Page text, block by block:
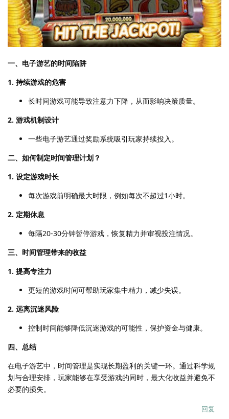
一、电子游艺的时间陷阱
1. 持续游戏的危害
长时间游戏可能导致注意力下降，从而影响决策质量。
2. 游戏机制设计
一些电子游艺通过奖励系统吸引玩家持续投入。
二、如何制定时间管理计划？
1. 设定游戏时长
每次游戏前明确最大时限，例如每次不超过1小时。
2. 定期休息
每隔20-30分钟暂停游戏，恢复精力并审视投注情况。
三、时间管理带来的收益
1. 提高专注力
更短的游戏时间可帮助玩家集中精力，减少失误。
2. 远离沉迷风险
控制时间能够降低沉迷游戏的可能性，保护资金与健康。
四、总结
在电子游艺中，时间管理是实现长期盈利的关键一环。通过科学规
划与合理安排，玩家能够在享受游戏的同时，最大化收益并避免不
必要的损失。
回复